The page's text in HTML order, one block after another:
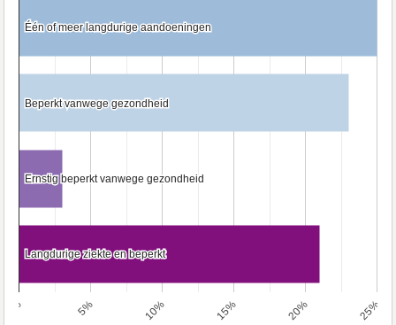
0% 5% 10% 15% 20% 25%
Één of meer langdurige aandoeningen
Één of meer langdurige aandoeningen
Beperkt vanwege gezondheid
Beperkt vanwege gezondheid
Ernstig beperkt vanwege gezondheid
Ernstig beperkt vanwege gezondheid
Langdurige ziekte en beperkt
Langdurige ziekte en beperkt